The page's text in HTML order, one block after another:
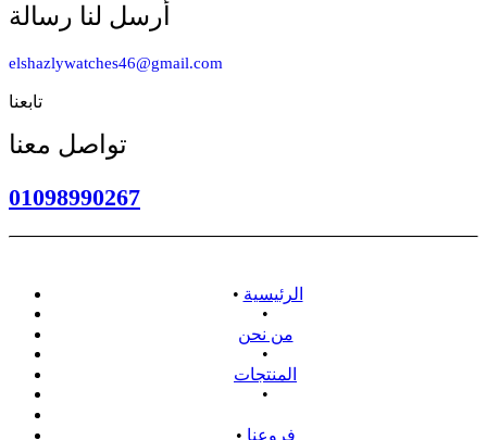
أرسل لنا رسالة
elshazlywatches46@gmail.com
تابعنا
تواصل معنا
01098990267
• الرئيسية
•
من نحن
•
المنتجات
•
• فروعنا